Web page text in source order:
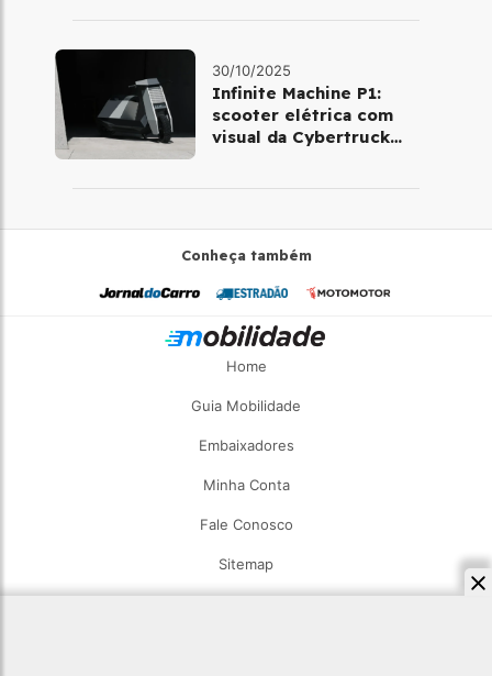
30/10/2025
Infinite Machine P1:
scooter elétrica com
visual da Cybertruck
Conheça também
Home
Guia Mobilidade
Embaixadores
Minha Conta
Fale Conosco
Sitemap